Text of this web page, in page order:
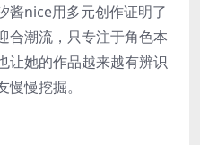
酱nice用多元创作证明了
合潮流，只专注于角色本
让她的作品越来越有辨识
慢挖掘。